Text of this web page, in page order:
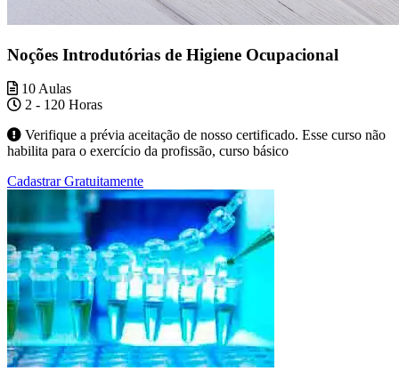
Noções Introdutórias de Higiene Ocupacional
10 Aulas
2 - 120 Horas
Verifique a prévia aceitação de nosso certificado. Esse curso não
habilita para o exercício da profissão, curso básico
Cadastrar Gratuitamente